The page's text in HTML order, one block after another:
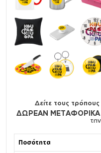
Δείτε τους
ΔΩΡΕΑΝ ΜΕΤΑΦΟΡΙΚΑ
Ποσότητα